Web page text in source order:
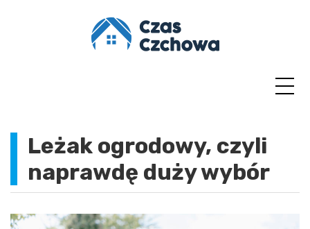
Leżak ogrodowy, czyli
naprawdę duży wybór